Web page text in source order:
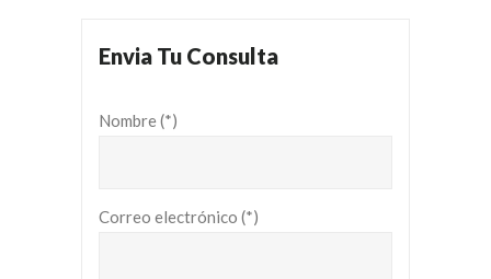
Envia Tu Consulta
Nombre (*)
Correo electrónico (*)